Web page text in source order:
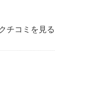
チコミを見る